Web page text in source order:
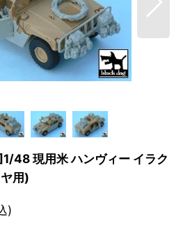
48 現用米 ハンヴィー イラク
用)
)